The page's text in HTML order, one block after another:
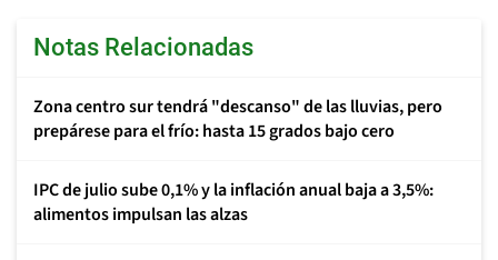
Notas Relacionadas
Zona centro sur tendrá "descanso" de las lluvias, pero
prepárese para el frío: hasta 15 grados bajo cero
IPC de julio sube 0,1% y la inflación anual baja a 3,5%:
alimentos impulsan las alzas